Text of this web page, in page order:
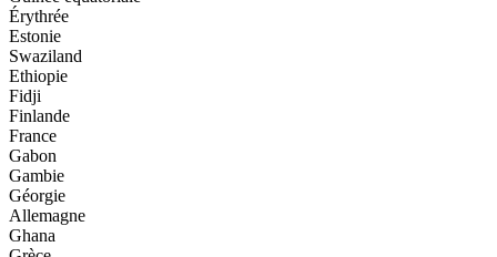
Érythrée
Estonie
Swaziland
Ethiopie
Fidji
Finlande
France
Gabon
Gambie
Géorgie
Allemagne
Ghana